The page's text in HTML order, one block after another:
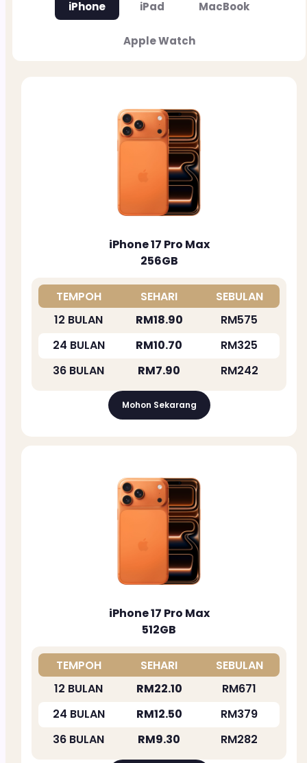
iPhone iPad MacBook
Apple Watch
iPhone 17 Pro Max
256GB
TEMPOH SEHARI
SEBULAN
12 BULAN
RM18.90
RM575
24 BULAN
RM10.70
RM325
36 BULAN
RM7.90 RM242
Mohon Sekarang
iPhone 17 Pro Max
512GB
TEMPOH SEHARI
SEBULAN
12 BULAN
RM22.10
RM671
24 BULAN
RM12.50
RM379
36 BULAN
RM9.30 RM282